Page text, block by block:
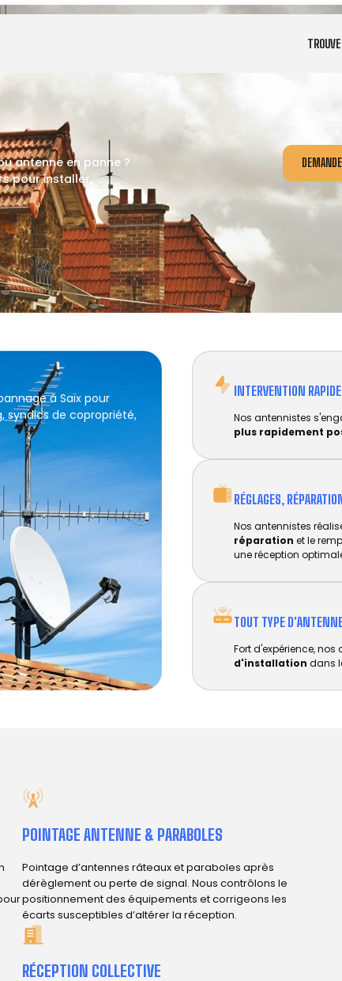
antenne en panne ?
pour installer,
à Saïx pour
syndics de copropriété,
INTERVENTION RAPIDE
Nos antennistes
plus rapidement
RÉGLAGES,
Nos antennistes
réparation et le
une réception
TOUT TYPE
Fort d'expérience,
d'installation dans
POINTAGE ANTENNE & PARABOLES
Pointage d’antennes râteaux et paraboles après
dérèglement ou perte de signal. Nous contrôlons le
positionnement des équipements et corrigeons les
écarts susceptibles d’altérer la réception.
RÉCEPTION COLLECTIVE